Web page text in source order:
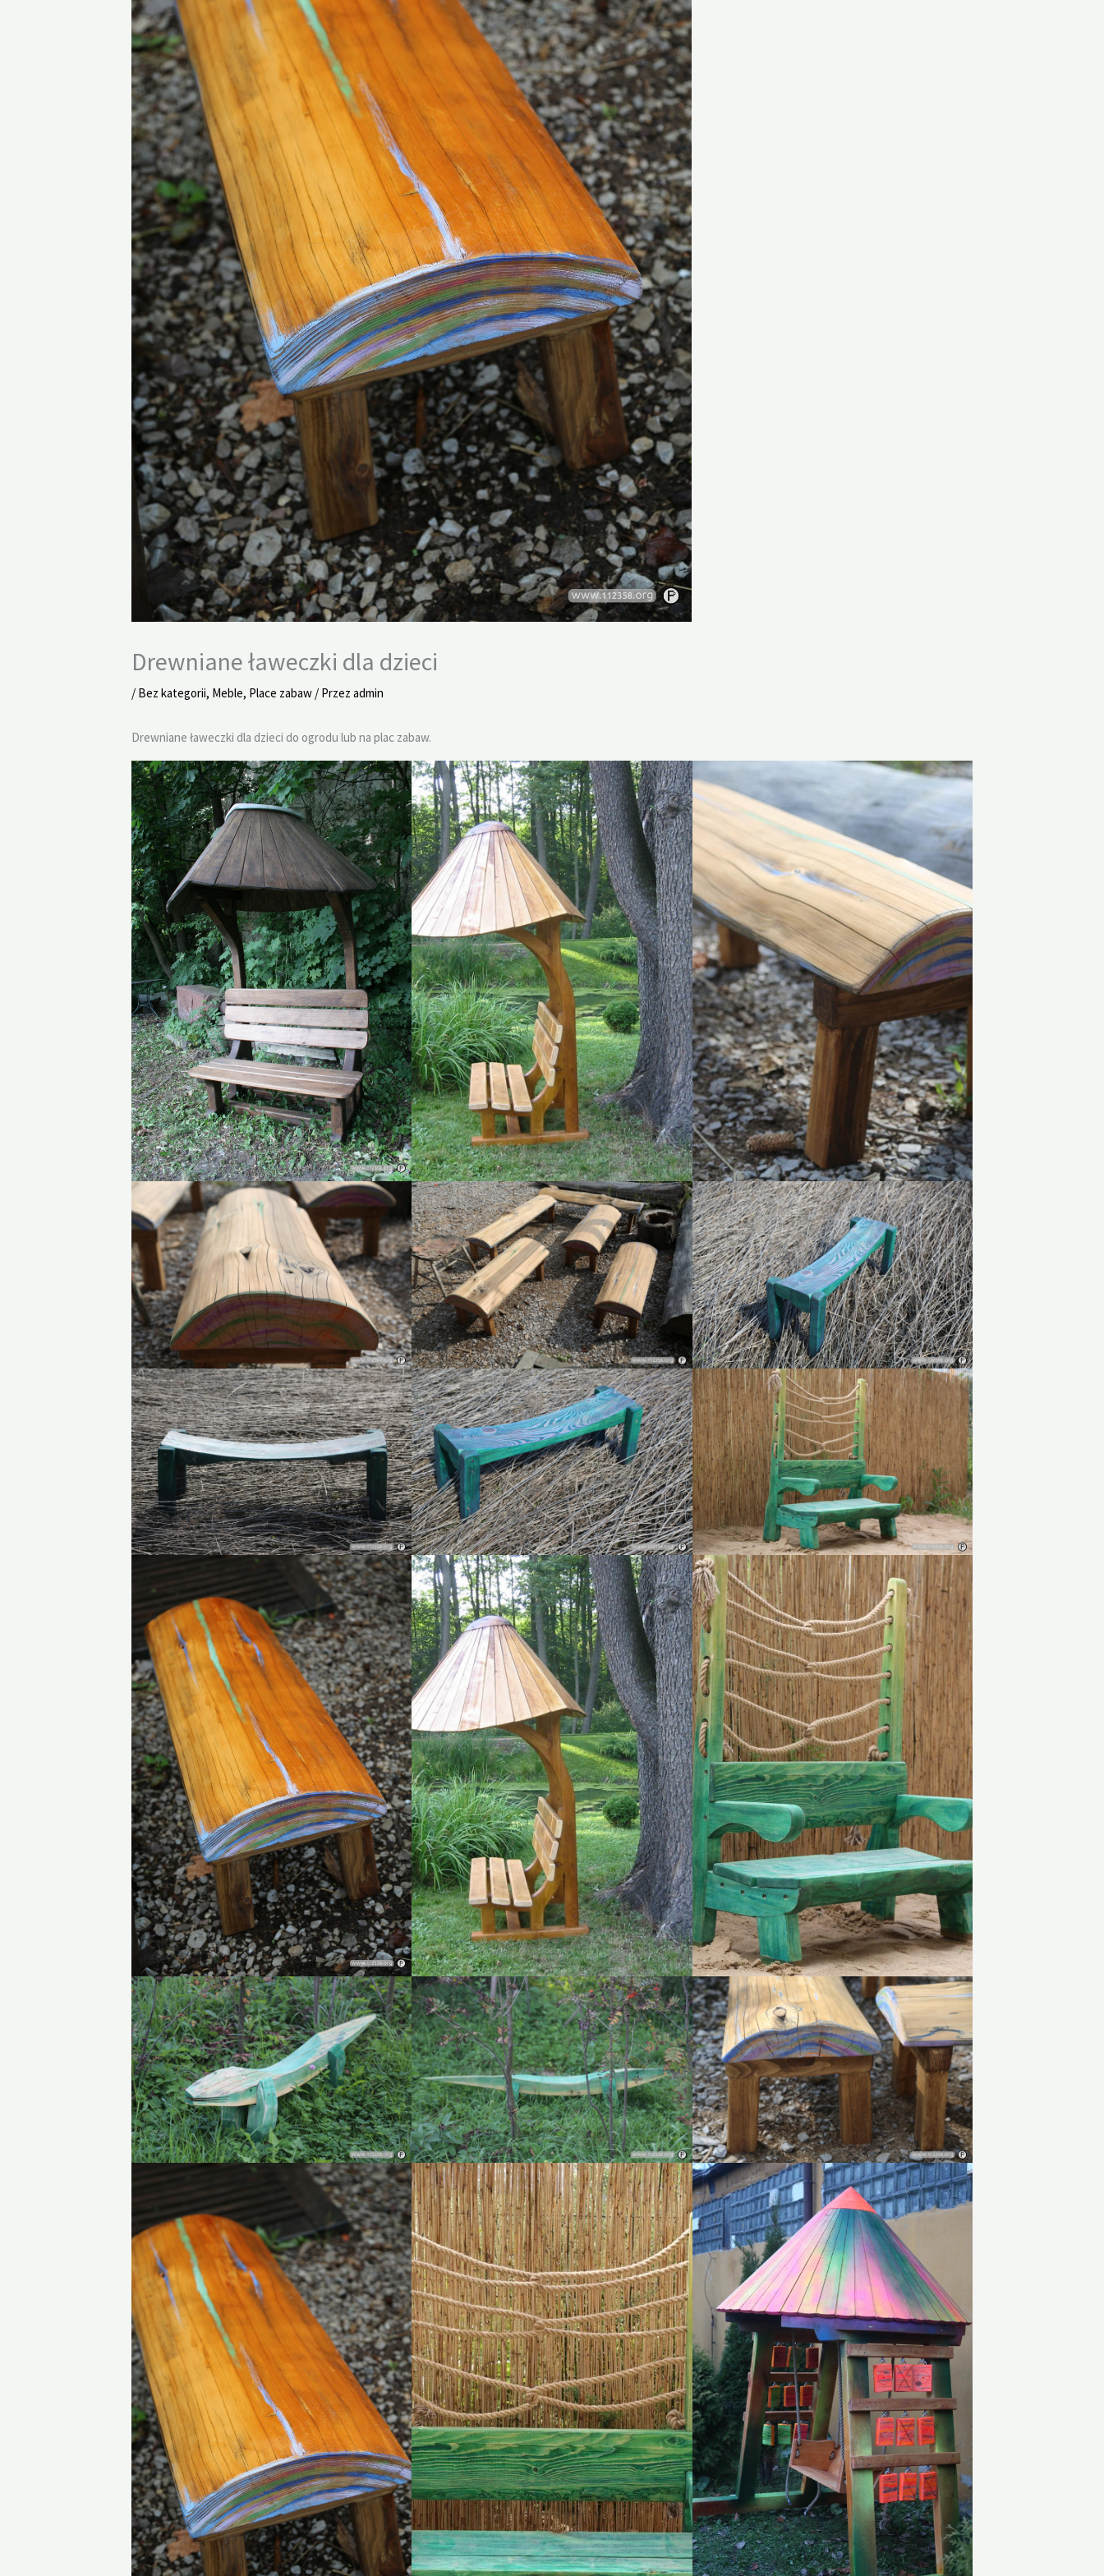
Drewniane ławeczki dla dzieci
/ Bez kategorii, Meble, Place zabaw / Przez admin
Drewniane ławeczki dla dzieci do ogrodu lub na plac zabaw.